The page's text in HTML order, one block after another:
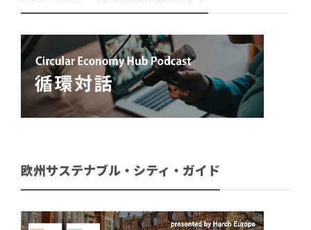
欧州サステナブル・シティ・ガイド